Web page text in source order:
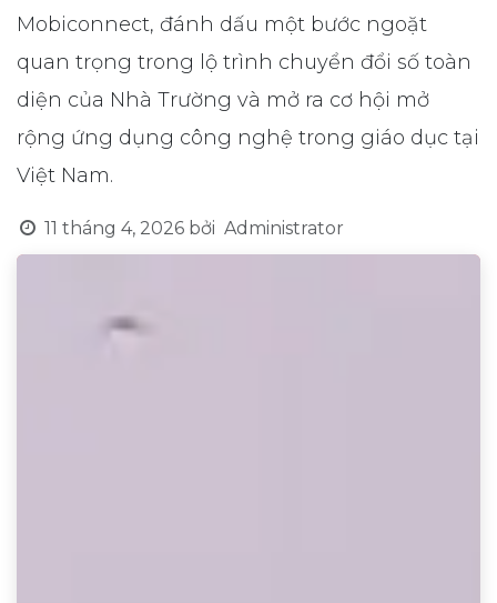
Mobiconnect, đánh dấu một bước ngoặt
quan trọng trong lộ trình chuyển đổi số toàn
diện của Nhà Trường và mở ra cơ hội mở
rộng ứng dụng công nghệ trong giáo dục tại
Việt Nam.
11 tháng 4, 2026 bởi Administrator